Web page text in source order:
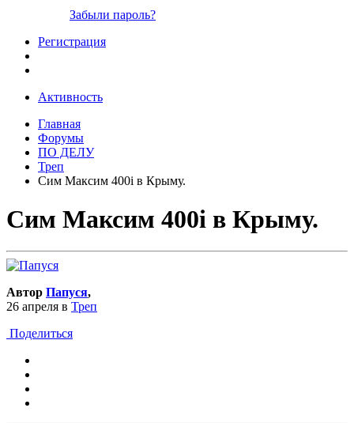
Забыли пароль?
Регистрация
Активность
Главная
Форумы
ПО ДЕЛУ
Треп
Сим Максим 400i в Крыму.
Сим Максим 400i в Крыму.
Автор Папуся,
26 апреля в Треп
Поделиться